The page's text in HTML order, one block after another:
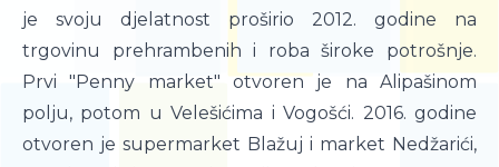
je svoju djelatnost proširio 2012. godine na
trgovinu prehrambenih i roba široke potrošnje.
Prvi "Penny market" otvoren je na Alipašinom
polju, potom u Velešićima i Vogošći. 2016. godine
otvoren je supermarket Blažuj i market Nedžarići,